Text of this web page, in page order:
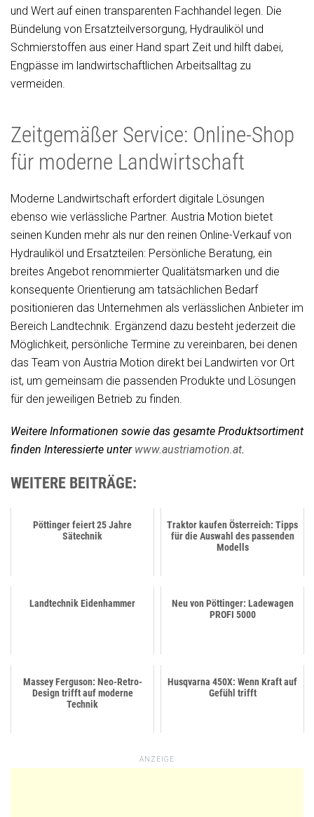
und Wert auf einen transparenten Fachhandel legen. Die
Bündelung von Ersatzteilversorgung, Hydrauliköl und
Schmierstoffen aus einer Hand spart Zeit und hilft dabei,
Engpässe im landwirtschaftlichen Arbeitsalltag zu
vermeiden.
Zeitgemäßer Service: Online-Shop
für moderne Landwirtschaft
Moderne Landwirtschaft erfordert digitale Lösungen
ebenso wie verlässliche Partner. Austria Motion bietet
seinen Kunden mehr als nur den reinen Online-Verkauf von
Hydrauliköl und Ersatzteilen: Persönliche Beratung, ein
breites Angebot renommierter Qualitätsmarken und die
konsequente Orientierung am tatsächlichen Bedarf
positionieren das Unternehmen als verlässlichen Anbieter im
Bereich Landtechnik. Ergänzend dazu besteht jederzeit die
Möglichkeit, persönliche Termine zu vereinbaren, bei denen
das Team von Austria Motion direkt bei Landwirten vor Ort
ist, um gemeinsam die passenden Produkte und Lösungen
für den jeweiligen Betrieb zu finden.
Weitere Informationen sowie das gesamte Produktsortiment
finden Interessierte unter www.austriamotion.at.
WEITERE BEITRÄGE:
Pöttinger feiert 25 Jahre
Sätechnik
Traktor kaufen Österreich: Tipps
für die Auswahl des passenden
Modells
Landtechnik Eidenhammer
Neu von Pöttinger: Ladewagen
PROFI 5000
Massey Ferguson: Neo-Retro-
Design trifft auf moderne
Technik
Husqvarna 450X: Wenn Kraft auf
Gefühl trifft
ANZEIGE